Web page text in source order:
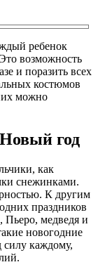
ребенок
возможность
и поразить всех
костюмов
можно
год
как
снежинками.
К другим
праздников
Пьеро, медведя и
новогодние
каждому,